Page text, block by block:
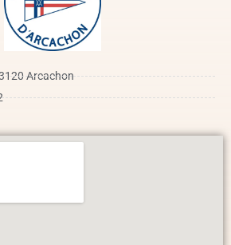
Arcachon